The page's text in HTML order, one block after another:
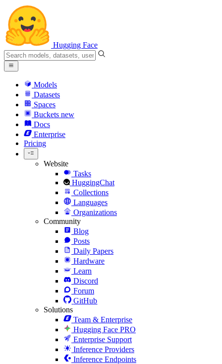
Hugging Face
Models
Datasets
Spaces
Buckets new
Docs
Enterprise
Pricing
Website
Tasks
HuggingChat
Collections
Languages
Organizations
Community
Blog
Posts
Daily Papers
Hardware
Learn
Discord
Forum
GitHub
Solutions
Team & Enterprise
Hugging Face PRO
Enterprise Support
Inference Providers
Inference Endpoints